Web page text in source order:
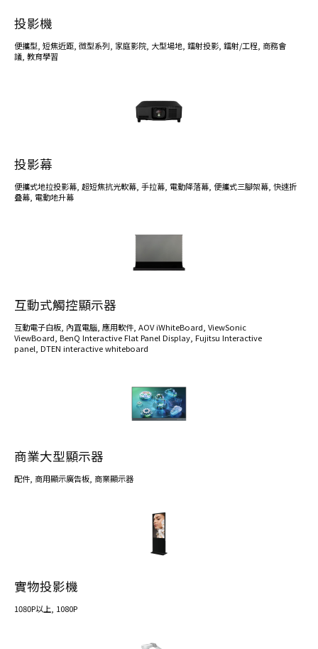
投影機
便攜型, 短焦近距, 微型系列, 家庭影院, 大型場地, 鐳射投影, 鐳射/工程, 商務會
議, 教育學習
投影幕
便攜式地拉投影幕, 超短焦抗光軟幕, 手拉幕, 電動降落幕, 便攜式三腳架幕, 快速折
叠幕, 電動地升幕
互動式觸控顯示器
互動電子白板, 內罝電腦, 應用軟件, AOV iWhiteBoard, ViewSonic
ViewBoard, BenQ Interactive Flat Panel Display, Fujitsu Interactive
panel, DTEN interactive whiteboard
商業大型顯示器
配件, 商用顯示廣告板, 商業顯示器
實物投影機
1080P以上, 1080P